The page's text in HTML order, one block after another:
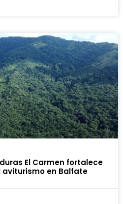
El Carmen fortalece
aviturismo en Balfate